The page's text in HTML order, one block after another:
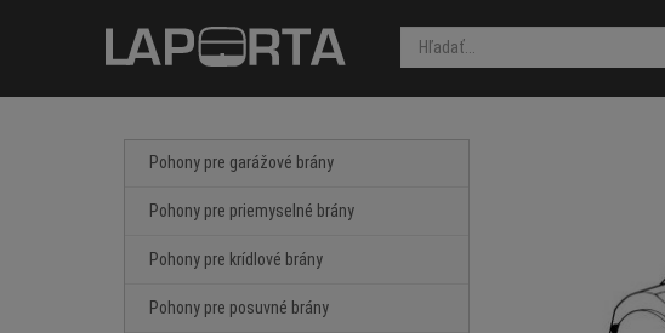
Pohony pre garážové brány
Pohony pre priemyselné brány
Pohony pre krídlové brány
Pohony pre posuvné brány